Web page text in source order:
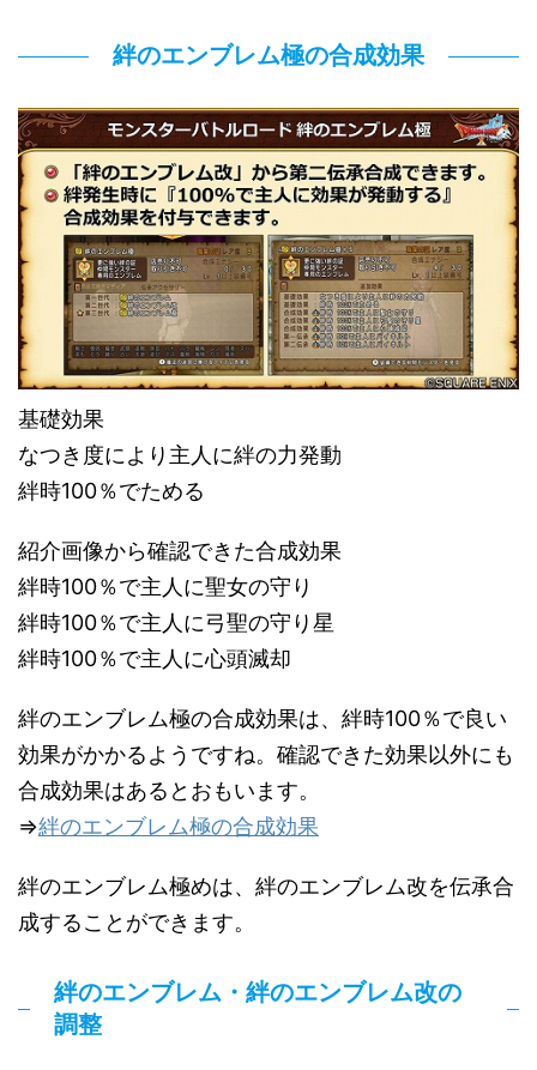
絆のエンブレム極の合成効果
基礎効果
なつき度により主人に絆の力発動
絆時100％でためる
紹介画像から確認できた合成効果
絆時100％で主人に聖女の守り
絆時100％で主人に弓聖の守り星
絆時100％で主人に心頭滅却
絆のエンブレム極の合成効果は、絆時100％で良い
効果がかかるようですね。確認できた効果以外にも
合成効果はあるとおもいます。
⇒絆のエンブレム極の合成効果
絆のエンブレム極めは、絆のエンブレム改を伝承合
成することができます。
絆のエンブレム・絆のエンブレム改の
調整